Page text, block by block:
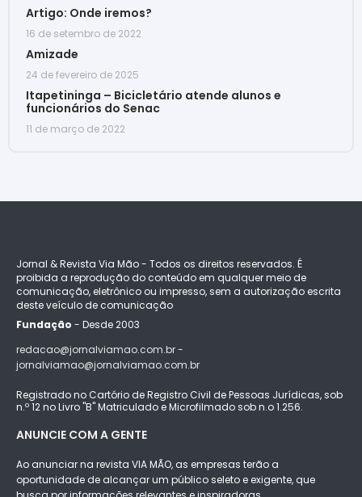
Artigo: Onde iremos?
16 de setembro de 2022
Amizade
24 de fevereiro de 2025
Itapetininga – Bicicletário atende alunos e
funcionários do Senac
11 de março de 2022
Jornal & Revista Via Mão - Todos os direitos reservados. É
proibida a reprodução do conteúdo em qualquer meio de
comunicação, eletrônico ou impresso, sem a autorização escrita
deste veículo de comunicação
Fundação - Desde 2003
redacao@jornalviamao.com.br -
jornalviamao@jornalviamao.com.br
Registrado no Cartório de Registro Civil de Pessoas Jurídicas, sob
n.º 12 no Livro "B" Matriculado e Microfilmado sob n.o 1.256.
ANUNCIE COM A GENTE
Ao anunciar na revista VIA MÃO, as empresas terão a
oportunidade de alcançar um público seleto e exigente, que